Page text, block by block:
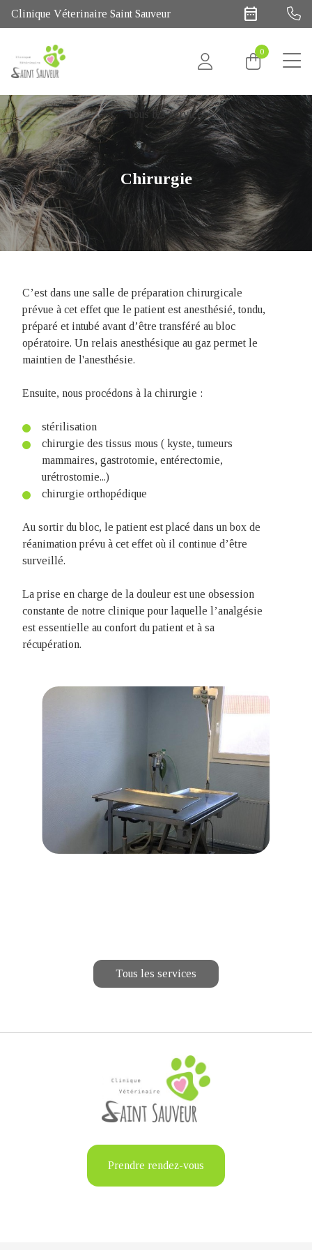
Clinique Véterinaire Saint Sauveur date_range
0
chevron_left Tous les services
Chirurgie
C’est dans une salle de préparation chirurgicale
prévue à cet effet que le patient est anesthésié, tondu,
préparé et intubé avant d’être transféré au bloc
opératoire. Un relais anesthésique au gaz permet le
maintien de l'anesthésie.
Ensuite, nous procédons à la chirurgie :
stérilisation
chirurgie des tissus mous ( kyste, tumeurs
mammaires, gastrotomie, entérectomie,
urétrostomie...)
chirurgie orthopédique
Au sortir du bloc, le patient est placé dans un box de
réanimation prévu à cet effet où il continue d’être
surveillé.
La prise en charge de la douleur est une obsession
constante de notre clinique pour laquelle l’analgésie
est essentielle au confort du patient et à sa
récupération.
Tous les services
Prendre rendez-vous